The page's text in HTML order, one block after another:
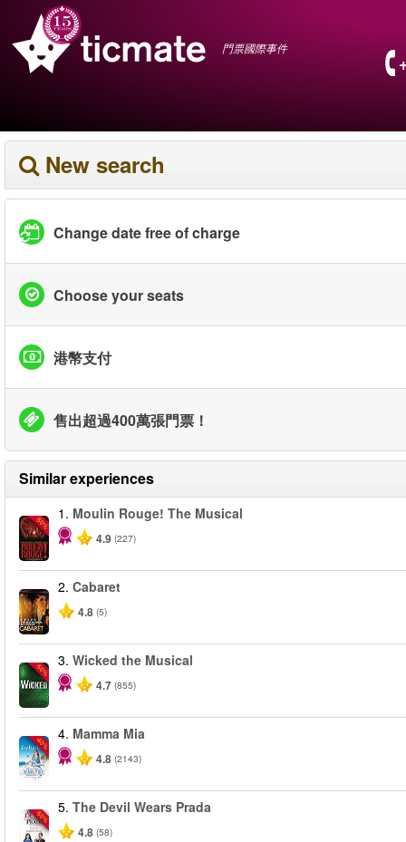
門票國際事件
New search
Change date free of charge
Choose your seats
港幣支付
售出超過400萬張門票！
Similar experiences
-50%
1. Moulin Rouge! The Musical
4.9 (227)
2. Cabaret
4.8 (5)
-50%
3. Wicked the Musical
4.7 (855)
-40%
4. Mamma Mia
4.8 (2143)
-50%
5. The Devil Wears Prada
4.8 (58)